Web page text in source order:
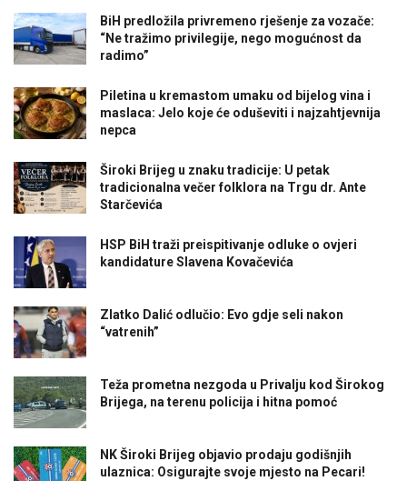
BiH predložila privremeno rješenje za vozače:
“Ne tražimo privilegije, nego mogućnost da
radimo”
Piletina u kremastom umaku od bijelog vina i
maslaca: Jelo koje će oduševiti i najzahtjevnija
nepca
Široki Brijeg u znaku tradicije: U petak
tradicionalna večer folklora na Trgu dr. Ante
Starčevića
HSP BiH traži preispitivanje odluke o ovjeri
kandidature Slavena Kovačevića
Zlatko Dalić odlučio: Evo gdje seli nakon
“vatrenih”
Teža prometna nezgoda u Privalju kod Širokog
Brijega, na terenu policija i hitna pomoć
NK Široki Brijeg objavio prodaju godišnjih
ulaznica: Osigurajte svoje mjesto na Pecari!